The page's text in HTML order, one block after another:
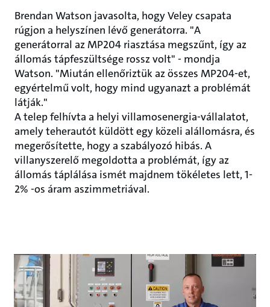
Brendan Watson javasolta, hogy Veley csapata
rúgjon a helyszínen lévő generátorra. "A
generátorral az MP204 riasztása megszűnt, így az
állomás tápfeszültsége rossz volt" - mondja
Watson. "Miután ellenőriztük az összes MP204-et,
egyértelmű volt, hogy mind ugyanazt a problémát
látják."
A telep felhívta a helyi villamosenergia-vállalatot,
amely teherautót küldött egy közeli alállomásra, és
megerősítette, hogy a szabályozó hibás. A
villanyszerelő megoldotta a problémát, így az
állomás táplálása ismét majdnem tökéletes lett, 1-
2% -os áram aszimmetriával.